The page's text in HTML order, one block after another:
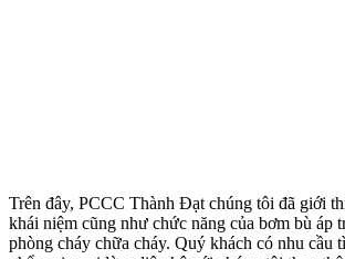
Trên đây, PCCC Thành Đạt chúng tôi đã giới
khái niệm cũng như chức năng của bơm bù áp
phòng cháy chữa cháy. Quý khách có nhu cầu